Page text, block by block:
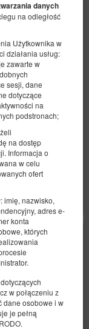
danych
na odległość
Użytkownika w
działania usług:
zawarte w
sesji, dane
dotyczące
na
podstronach;
na dostęp
Informacja o
w celu
ofert
imię, nazwisko,
adres e-
konta
których
w połączeniu z
dane osobowe i w
je pełną
9/2
zł 285,00 zł
2 osoby / 1 noc
Dostępność